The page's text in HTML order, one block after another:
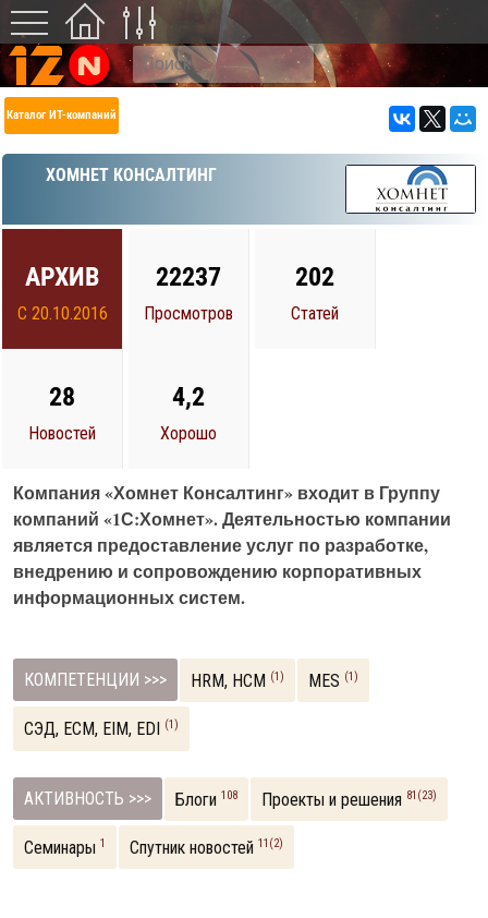
Каталог ИТ-компаний
ХОМНЕТ КОНСАЛТИНГ
АРХИВ
С 20.10.2016
22237
Просмотров
202
Статей
28
Новостей
4,2
Хорошо
Компания «Хомнет Консалтинг» входит в Группу
компаний «1С:Хомнет». Деятельностью компании
является предоставление услуг по разработке,
внедрению и сопровождению корпоративных
информационных систем.
КОМПЕТЕНЦИИ >>> HRM, НСM (1) MES (1)
СЭД, ECM, EIM, EDI (1)
АКТИВНОСТЬ >>> Блоги 108 Проекты и решения 81(23)
Семинары 1 Спутник новостей 11(2)